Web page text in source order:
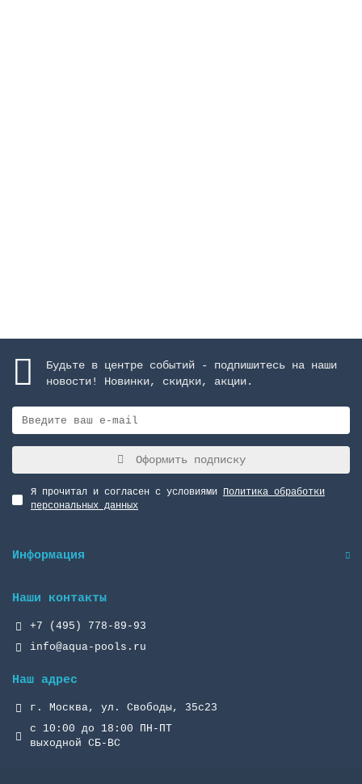
Будьте в центре событий - подпишитесь на наши
новости! Новинки, скидки, акции.
Оформить подписку
Я прочитал и согласен с условиями Политика обработки
персональных данных
Информация
Наши контакты
+7 (495) 778-89-93
info@aqua-pools.ru
Наш адрес
г. Москва, ул. Свободы, 35с23
с 10:00 до 18:00 ПН-ПТ
выходной СБ-ВС